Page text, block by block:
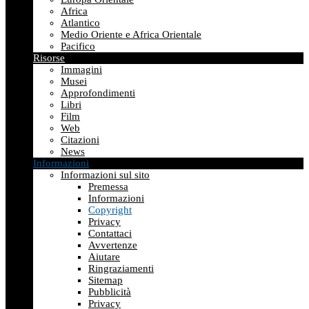
Africa
Atlantico
Medio Oriente e Africa Orientale
Pacifico
Risorse
Immagini
Musei
Approfondimenti
Libri
Film
Web
Citazioni
News
Informazioni
Informazioni sul sito
Premessa
Informazioni
Copyright
Privacy
Contattaci
Avvertenze
Aiutare
Ringraziamenti
Sitemap
Pubblicità
Privacy